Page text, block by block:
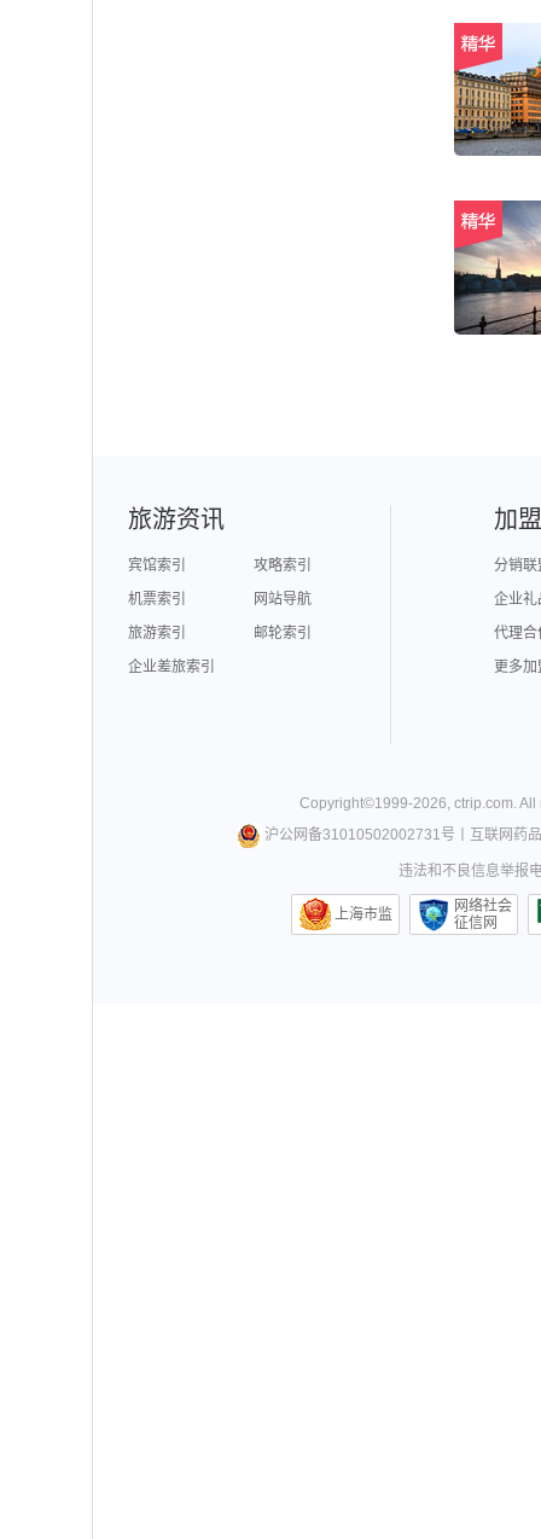
旅游资讯
宾馆索引
攻略索引
机票索引
网站导航
旅游索引
邮轮索引
企业差旅索引
加
分销联
企业礼
代理合
更多
Copyright©1999-2026,ctrip.com.
沪公网备31010502002731号
互联网药
违法和不良信息举报
上海市监
网络社会
征信网